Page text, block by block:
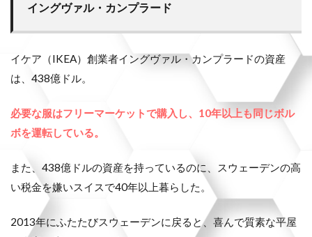
イングヴァル・カンプラード
イケア（IKEA）創業者イングヴァル・カンプラードの資産
は、438億ドル。
必要な服はフリーマーケットで購入し、10年以上も同じボル
ボを運転している。
また、438億ドルの資産を持っているのに、スウェーデンの高
い税金を嫌いスイスで40年以上暮らした。
2013年にふたたびスウェーデンに戻ると、喜んで質素な平屋